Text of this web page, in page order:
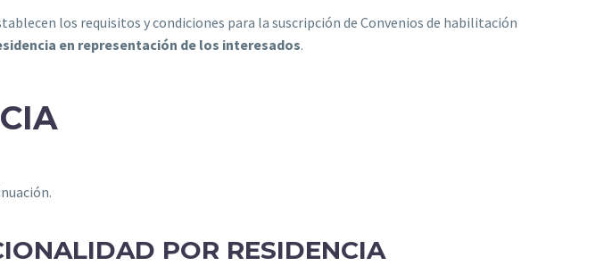
los requisitos y condiciones para la suscripción de Convenios de habilitación
en representación de los interesados.
POR RESIDENCIA